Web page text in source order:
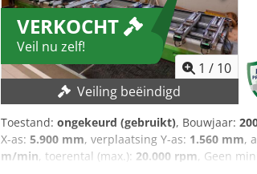
VERKOCHT
Veil nu zelf!
1 / 10
Veiling beëindigd
Toestand: ongekeurd (gebruikt), Bouwjaar:
X-as: 5.900 mm, verplaatsing Y-as: 1.560 mm,
m/min, toerental (max.): 20.000 rpm, Geen